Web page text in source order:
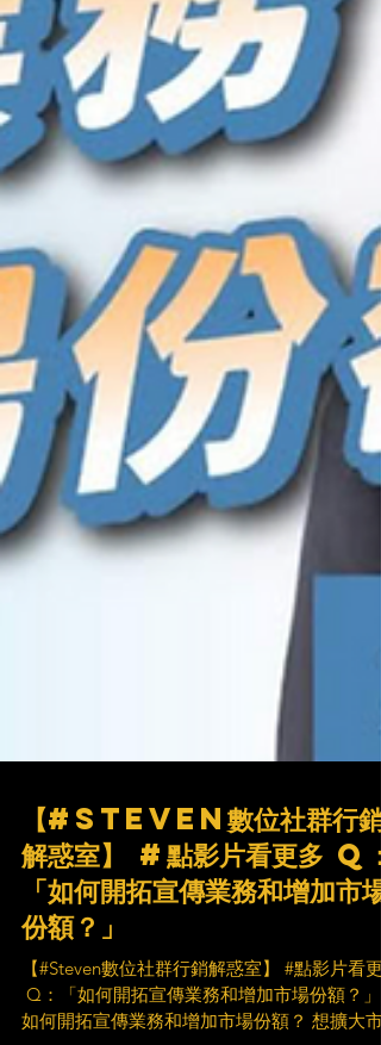
【#Steven數位社群行銷
解惑室】 #點影片看更多 ​Q：
「如何開拓宣傳業務和增加市場
份額？」